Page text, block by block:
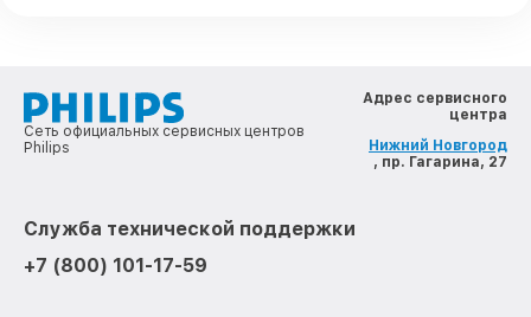
Сеть официальных сервисных центров
Philips
Адрес сервисного
центра
Нижний Новгород
, пр. Гагарина, 27
Служба технической поддержки
+7 (800) 101-17-59